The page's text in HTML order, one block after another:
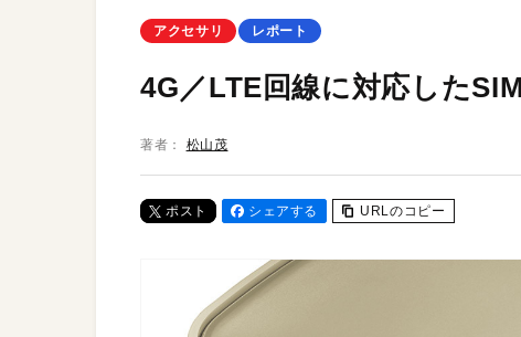
アクセサリ レポート
4G／LTE回線に対応した
著者： 松山茂
ポスト シェアする URLのコピー